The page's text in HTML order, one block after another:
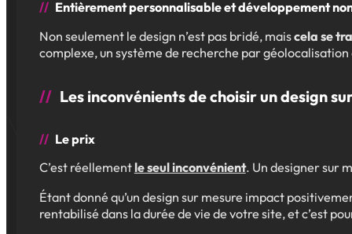
Entièrement personnalisable et développement
Non seulement le design n’est pas bridé, maiscela se
complexe, un système de recherche par
Les inconvénients de choisir un design
Le prix
C’est réellementle seul inconvénient. Un designer sur
Étant donné qu’un design sur mesure impact
rentabilisé dans la durée de vie de votre site, et c’est